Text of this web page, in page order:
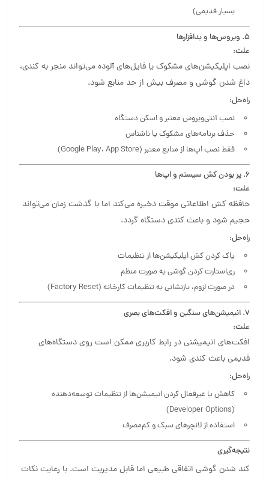
بسیار قدیمی)
5. ویروس‌ها و بدافزارها
علت:
نصب اپلیکیشن‌های مشکوک یا فایل‌های آلوده می‌تواند منجر به کندی،
داغ شدن گوشی و مصرف بیش از حد منابع شود.
راه‌حل:
نصب آنتی‌ویروس معتبر و اسکن دستگاه
حذف برنامه‌های مشکوک یا ناشناس
فقط نصب اپ‌ها از منابع معتبر (Google Play، App Store)
6. پر بودن کش سیستم و اپ‌ها
علت:
حافظه کش اطلاعاتی موقت ذخیره می‌کند اما با گذشت زمان می‌تواند
حجیم شود و باعث کندی دستگاه گردد.
راه‌حل:
پاک کردن کش اپلیکیشن‌ها از تنظیمات
ری‌استارت کردن گوشی به صورت منظم
در صورت لزوم، بازنشانی به تنظیمات کارخانه (Factory Reset)
7. انیمیشن‌های سنگین و افکت‌های بصری
علت:
افکت‌های انیمیشنی در رابط کاربری ممکن است روی دستگاه‌های
قدیمی باعث کندی شود.
راه‌حل:
کاهش یا غیرفعال کردن انیمیشن‌ها از تنظیمات توسعه‌دهنده
(Developer Options)
استفاده از لانچرهای سبک و کم‌مصرف
نتیجه‌گیری
کند شدن گوشی اتفاقی طبیعی اما قابل مدیریت است. با رعایت نکات